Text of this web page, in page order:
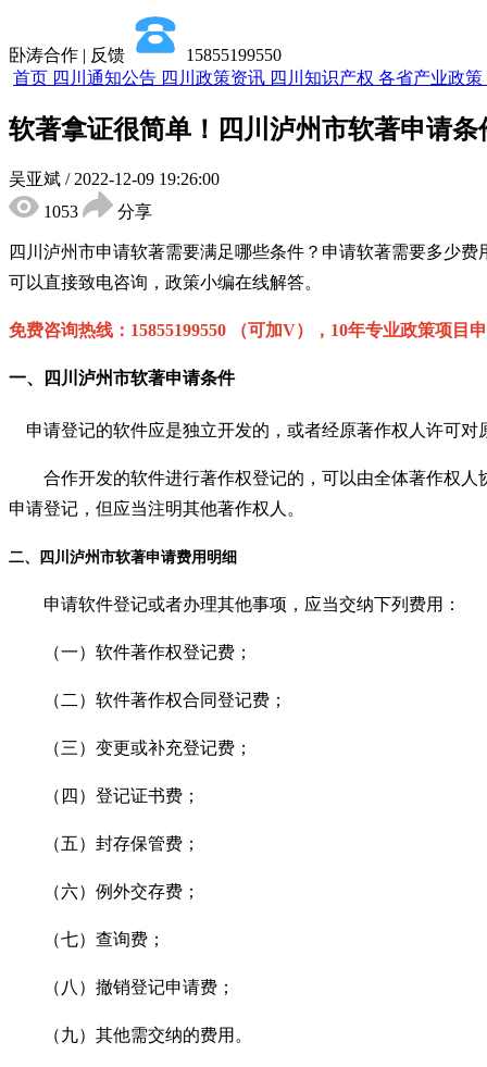
卧涛合作 | 反馈
15855199550
首页 四川通知公告 四川政策资讯 四川知识产权 各省产业政策
软著拿证很简单！四川泸州市软著申请
吴亚斌 / 2022-12-09 19:26:00
1053
分享
四川泸州市申请软著需要满足哪些条件？申请软著需要多少
可以直接致电咨询，政策小编在线解答。
免费咨询热线： 15855199550 （可加V），10年专业政策项目
一、四川泸州市软著申请条件
申请登记的软件应是独立开发的，或者经原著作权人许可
合作开发的软件进行著作权登记的，可以由全体著作权人
申请登记，但应当注明其他著作权人。
二、四川泸州市软著申请费用明细
申请软件登记或者办理其他事项，应当交纳下列费用：
（一）软件著作权登记费；
（二）软件著作权合同登记费；
（三）变更或补充登记费；
（四）登记证书费；
（五）封存保管费；
（六）例外交存费；
（七）查询费；
（八）撤销登记申请费；
（九）其他需交纳的费用。